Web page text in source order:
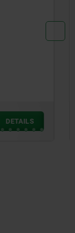
Stahl